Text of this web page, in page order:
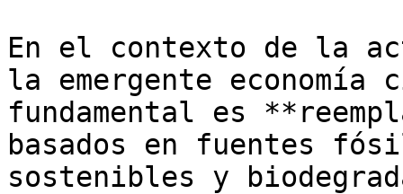
En el contexto de la
la emergente
fundamental es
basados en fuentes
sostenibles y